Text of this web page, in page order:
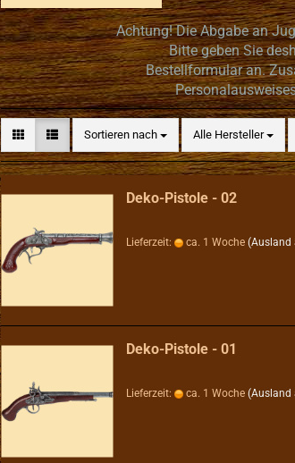
Achtung! Die Abgabe an
Bitte geben Sie
Bestellformular an.
Sortieren nach
Sortieren nach Alle Hersteller
Deko-Pistole - 02
Lieferzeit: ca. 1 Woche (Ausland
Deko-Pistole - 01
Lieferzeit: ca. 1 Woche (Ausland